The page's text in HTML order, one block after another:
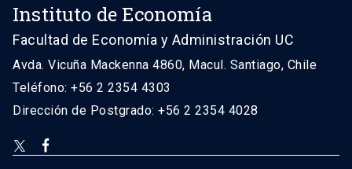
Instituto de Economía
Facultad de Economía y Administración UC
Avda. Vicuña Mackenna 4860, Macul. Santiago, Chile
Teléfono: +56 2 2354 4303
Dirección de Postgrado: +56 2 2354 4028